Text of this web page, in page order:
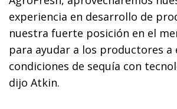
experiencia en desarrollo de
nuestra fuerte posición en el
para ayudar a los productores
condiciones de sequía con
dijo Atkin.